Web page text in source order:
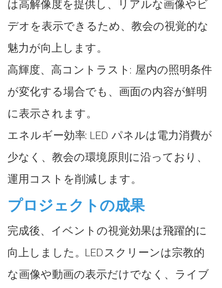
は高解像度を提供し、リアルな画像やビ
デオを表示できるため、教会の視覚的な
魅力が向上します。
高輝度、高コントラスト: 屋内の照明条件
が変化する場合でも、画面の内容が鮮明
に表示されます。
エネルギー効率: LED パネルは電力消費が
少なく、教会の環境原則に沿っており、
運用コストを削減します。
プロジェクトの成果
完成後、イベントの視覚効果は飛躍的に
向上しました。LEDスクリーンは宗教的
な画像や動画の表示だけでなく、ライブ